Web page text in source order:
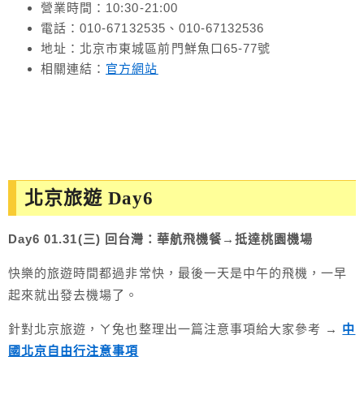
營業時間：10:30-21:00
電話：010-67132535、010-67132536
地址：北京市東城區前門鮮魚口65-77號
相關連結： 官方網站
北京旅遊 Day6
Day6 01.31(三) 回台灣：華航飛機餐→抵達桃園機場
快樂的旅遊時間都過非常快，最後一天是中午的飛機，一早
起來就出發去機場了。
針對北京旅遊，ㄚ兔也整理出一篇注意事項給大家參考 → 中
國北京自由行注意事項